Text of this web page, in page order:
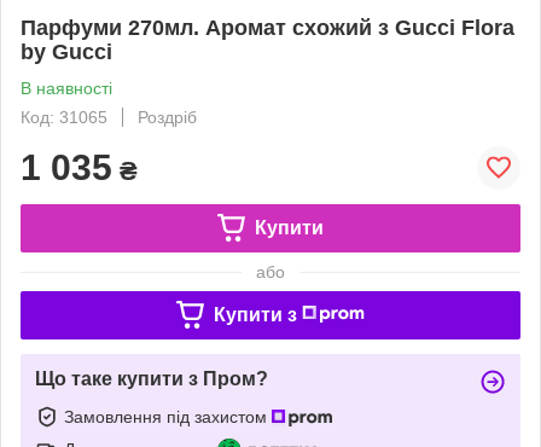
Парфуми 270мл. Аромат схожий з Gucci Flora
by Gucci
В наявності
Код: 31065
Роздріб
1 035 ₴
Купити
або
Купити з
Що таке купити з Пром?
Замовлення під захистом